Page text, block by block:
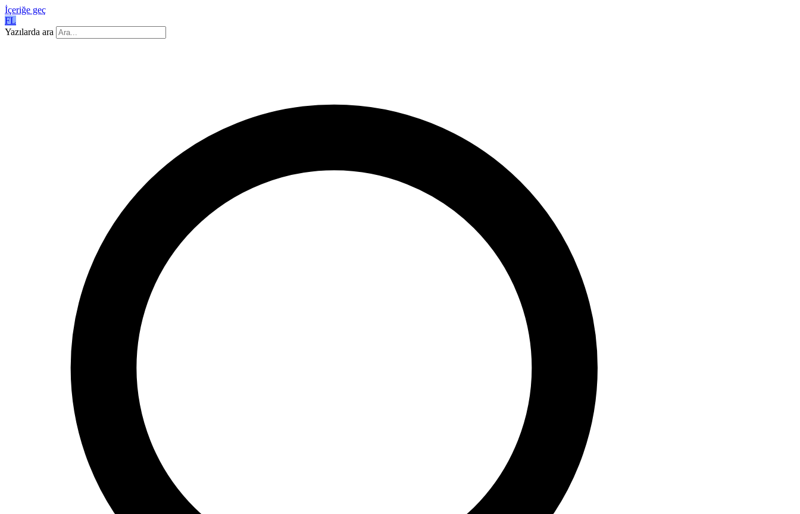
İçeriğe geç
FL
Yazılarda ara